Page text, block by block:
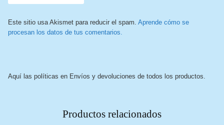
Este sitio usa Akismet para reducir el spam. Aprende cómo se
procesan los datos de tus comentarios.
Aquí las políticas en Envíos y devoluciones de todos los productos.
Productos relacionados